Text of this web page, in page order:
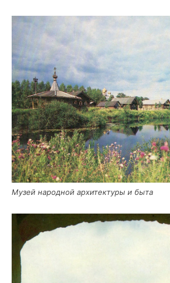
Музей народ­ной архи­тек­ту­ры и быта